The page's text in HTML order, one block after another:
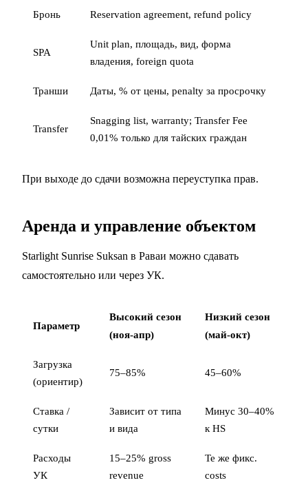
Бронь Reservation agreement, refund policy
SPA
Unit plan, площадь, вид, форма
владения, foreign quota
Транши Даты, % от цены, penalty за просрочку
Transfer
Snagging list, warranty; Transfer Fee
0,01% только для тайских граждан
При выходе до сдачи возможна переуступка прав.
Аренда и управление объектом
Starlight Sunrise Suksan в Раваи можно сдавать
самостоятельно или через УК.
Параметр
Высокий сезон
(ноя-апр)
Низкий сезон
(май-окт)
Загрузка
(ориентир)
75–85% 45–60%
Ставка /
сутки
Зависит от типа
и вида
Минус 30–40%
к HS
Расходы
УК
15–25% gross
revenue
Те же фикс.
costs